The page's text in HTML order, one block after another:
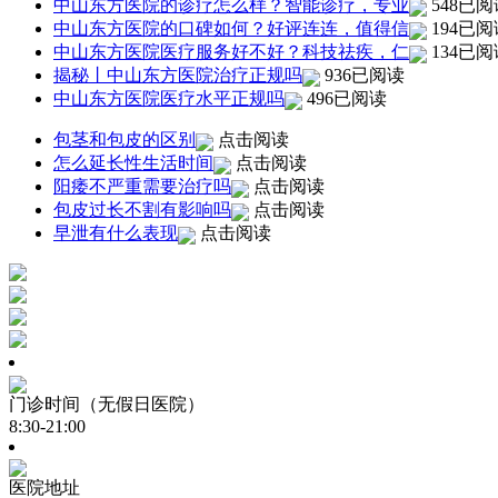
中山东方医院的诊疗怎么样？智能诊疗，专业
548已阅
中山东方医院的口碑如何？好评连连，值得信
194已阅
中山东方医院医疗服务好不好？科技祛疾，仁
134已阅
揭秘丨中山东方医院治疗正规吗
936已阅读
中山东方医院医疗水平正规吗
496已阅读
包茎和包皮的区别
点击阅读
怎么延长性生活时间
点击阅读
阳痿不严重需要治疗吗
点击阅读
包皮过长不割有影响吗
点击阅读
早泄有什么表现
点击阅读
门诊时间（无假日医院）
8:30-21:00
医院地址